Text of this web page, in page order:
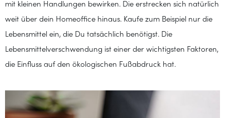
mit kleinen Handlungen bewirken. Die erstrecken sich natürlich
weit über dein Homeoffice hinaus. Kaufe zum Beispiel nur die
Lebensmittel ein, die Du tatsächlich benötigst. Die
Lebensmittelverschwendung ist einer der wichtigsten Faktoren,
die Einfluss auf den ökologischen Fußabdruck hat.